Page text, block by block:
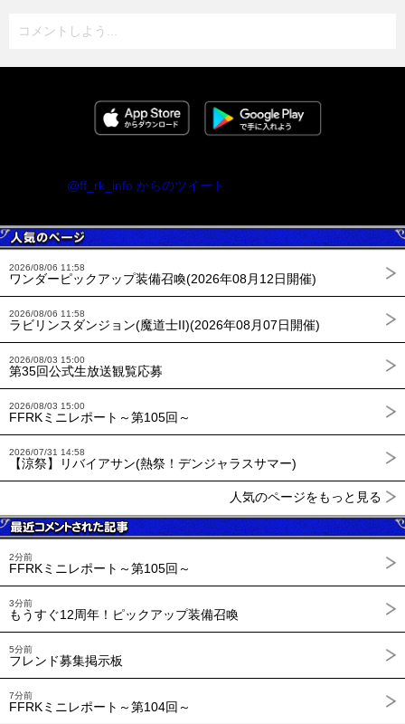
コメントしよう...
@ff_rk_info からのツイート
2026/08/06 11:58
ワンダーピックアップ装備召喚(2026年08月12日開催)
2026/08/06 11:58
ラビリンスダンジョン(魔道士II)(2026年08月07日開催)
2026/08/03 15:00
第35回公式生放送観覧応募
2026/08/03 15:00
FFRKミニレポート～第105回～
2026/07/31 14:58
【涼祭】リバイアサン(熱祭！デンジャラスサマー)
人気のページをもっと見る
2分前
FFRKミニレポート～第105回～
3分前
もうすぐ12周年！ピックアップ装備召喚
5分前
フレンド募集掲示板
7分前
FFRKミニレポート～第104回～